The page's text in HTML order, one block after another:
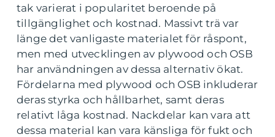
tak varierat i popularitet beroende på
tillgänglighet och kostnad. Massivt trä var
länge det vanligaste materialet för råspont,
men med utvecklingen av plywood och OSB
har användningen av dessa alternativ ökat.
Fördelarna med plywood och OSB inkluderar
deras styrka och hållbarhet, samt deras
relativt låga kostnad. Nackdelar kan vara att
dessa material kan vara känsliga för fukt och